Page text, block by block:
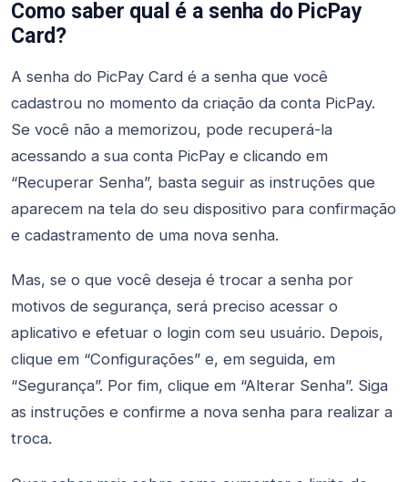
Como saber qual é a senha do PicPay
Card?
A senha do PicPay Card é a senha que você
cadastrou no momento da criação da conta PicPay.
Se você não a memorizou, pode recuperá-la
acessando a sua conta PicPay e clicando em
“Recuperar Senha”, basta seguir as instruções que
aparecem na tela do seu dispositivo para confirmação
e cadastramento de uma nova senha.
Mas, se o que você deseja é trocar a senha por
motivos de segurança, será preciso acessar o
aplicativo e efetuar o login com seu usuário. Depois,
clique em “Configurações” e, em seguida, em
“Segurança”. Por fim, clique em “Alterar Senha”. Siga
as instruções e confirme a nova senha para realizar a
troca.